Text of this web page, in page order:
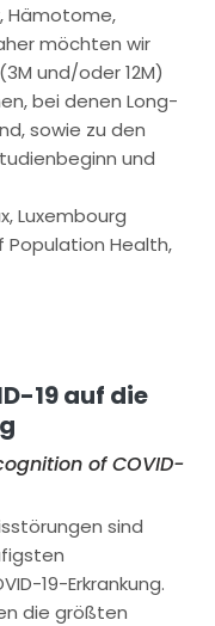
Hämotome,
möchten wir
und/oder 12M)
bei denen Long-
sowie zu den
und
Luxembourg
Health,
19 auf die
of COVID-
sind
19-Erkrankung.
die größten